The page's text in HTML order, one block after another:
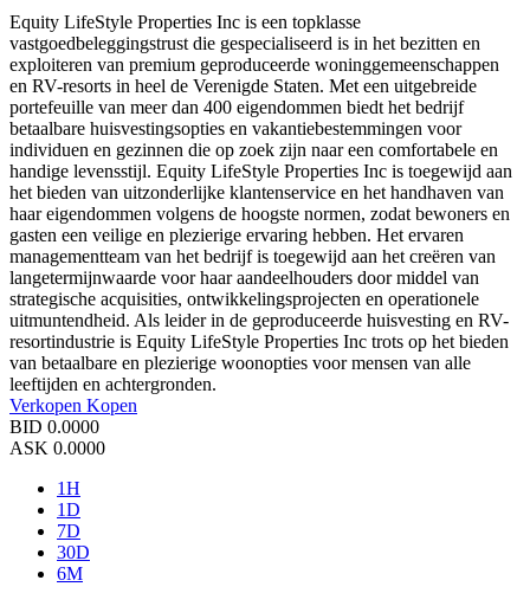
Equity LifeStyle Properties Inc is een topklasse
vastgoedbeleggingstrust die gespecialiseerd is in het bezitten en
exploiteren van premium geproduceerde woninggemeenschappen
en RV-resorts in heel de Verenigde Staten. Met een uitgebreide
portefeuille van meer dan 400 eigendommen biedt het bedrijf
betaalbare huisvestingsopties en vakantiebestemmingen voor
individuen en gezinnen die op zoek zijn naar een comfortabele en
handige levensstijl. Equity LifeStyle Properties Inc is toegewijd aan
het bieden van uitzonderlijke klantenservice en het handhaven van
haar eigendommen volgens de hoogste normen, zodat bewoners en
gasten een veilige en plezierige ervaring hebben. Het ervaren
managementteam van het bedrijf is toegewijd aan het creëren van
langetermijnwaarde voor haar aandeelhouders door middel van
strategische acquisities, ontwikkelingsprojecten en operationele
uitmuntendheid. Als leider in de geproduceerde huisvesting en RV-
resortindustrie is Equity LifeStyle Properties Inc trots op het bieden
van betaalbare en plezierige woonopties voor mensen van alle
leeftijden en achtergronden.
Verkopen Kopen
BID 0.0000
ASK 0.0000
1H
1D
7D
30D
6M